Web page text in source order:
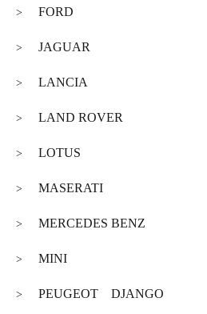
> FORD
> JAGUAR
> LANCIA
> LAND ROVER
> LOTUS
> MASERATI
> MERCEDES BENZ
> MINI
> PEUGEOT DJANGO